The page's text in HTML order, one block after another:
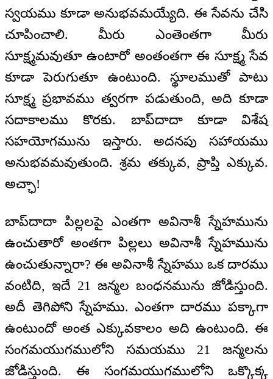
స్వయము కూడా అనుభవమయ్యేది. ఈ సేవను చేసి
చూపించాలి. మీరు ఎంతెంతగా మీరు
సూక్ష్మమవుతూ ఉంటారో అంతంతగా ఈ సూక్ష్మ సేవ
కూడా పెరుగుతూ ఉంటుంది. స్థూలముతో పాటు
సూక్ష్మ ప్రభావము త్వరగా పడుతుంది, అది కూడా
సదాకాలము కొరకు. బాప్‌దాదా కూడా విశేష
సహయోగమును ఇస్తారు. అదనపు సహాయము
అనుభవమవుతుంది. శ్రమ తక్కువ, ప్రాప్తి ఎక్కువ.
అచ్ఛా!
బాప్‌దాదా పిల్లలపై ఎంతగా అవినాశీ స్నేహమును
ఉంచుతారో అంతగా పిల్లలు అవినాశీ స్నేహమును
ఉంచుతున్నారా? ఈ అవినాశీ స్నేహము ఒక దారము
వంటిది, ఇదే 21 జన్మల బంధనమును జోడిస్తుంది.
అదీ తెగిపోని స్నేహము. ఎంతగా దారము పక్కాగా
ఉంటుందో అంత ఎక్కువకాలం అది ఉంటుంది. ఈ
సంగమయుగములోని సమయము 21 జన్మలను
జోడిస్తుంది. ఈ సంగమయుగములోని ఒక్కొక్క